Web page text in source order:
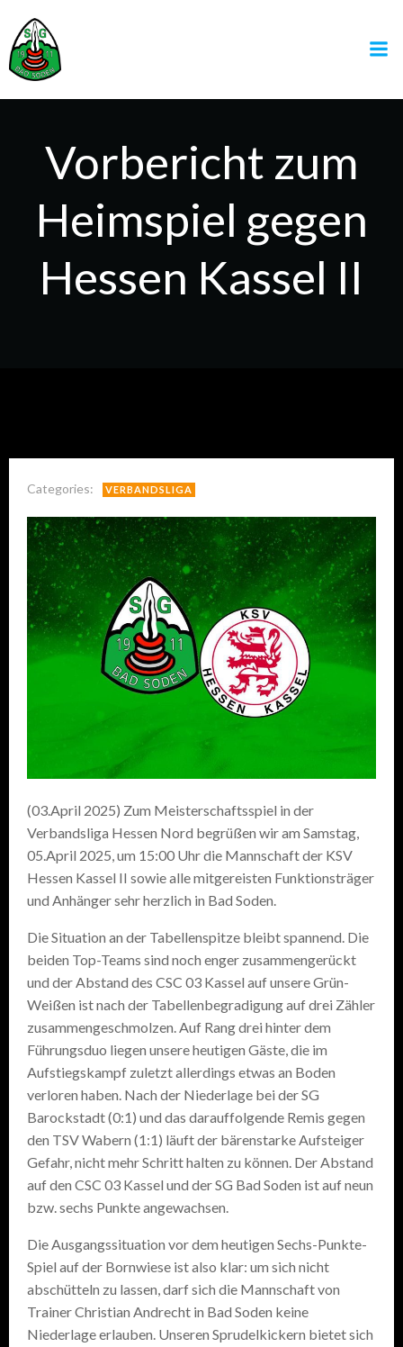
Vorbericht zum
Heimspiel gegen
Hessen Kassel II
Categories: VERBANDSLIGA
(03.April 2025) Zum Meisterschaftsspiel in der
Verbandsliga Hessen Nord begrüßen wir am Samstag,
05.April 2025, um 15:00 Uhr die Mannschaft der KSV
Hessen Kassel II sowie alle mitgereisten Funktionsträger
und Anhänger sehr herzlich in Bad Soden.
Die Situation an der Tabellenspitze bleibt spannend. Die
beiden Top-Teams sind noch enger zusammengerückt
und der Abstand des CSC 03 Kassel auf unsere Grün-
Weißen ist nach der Tabellenbegradigung auf drei Zähler
zusammengeschmolzen. Auf Rang drei hinter dem
Führungsduo liegen unsere heutigen Gäste, die im
Aufstiegskampf zuletzt allerdings etwas an Boden
verloren haben. Nach der Niederlage bei der SG
Barockstadt (0:1) und das darauffolgende Remis gegen
den TSV Wabern (1:1) läuft der bärenstarke Aufsteiger
Gefahr, nicht mehr Schritt halten zu können. Der Abstand
auf den CSC 03 Kassel und der SG Bad Soden ist auf neun
bzw. sechs Punkte angewachsen.
Die Ausgangssituation vor dem heutigen Sechs-Punkte-
Spiel auf der Bornwiese ist also klar: um sich nicht
abschütteln zu lassen, darf sich die Mannschaft von
Trainer Christian Andrecht in Bad Soden keine
Niederlage erlauben. Unseren Sprudelkickern bietet sich